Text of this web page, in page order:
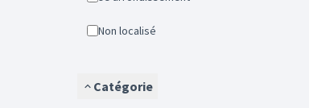
Non localisé
Catégorie